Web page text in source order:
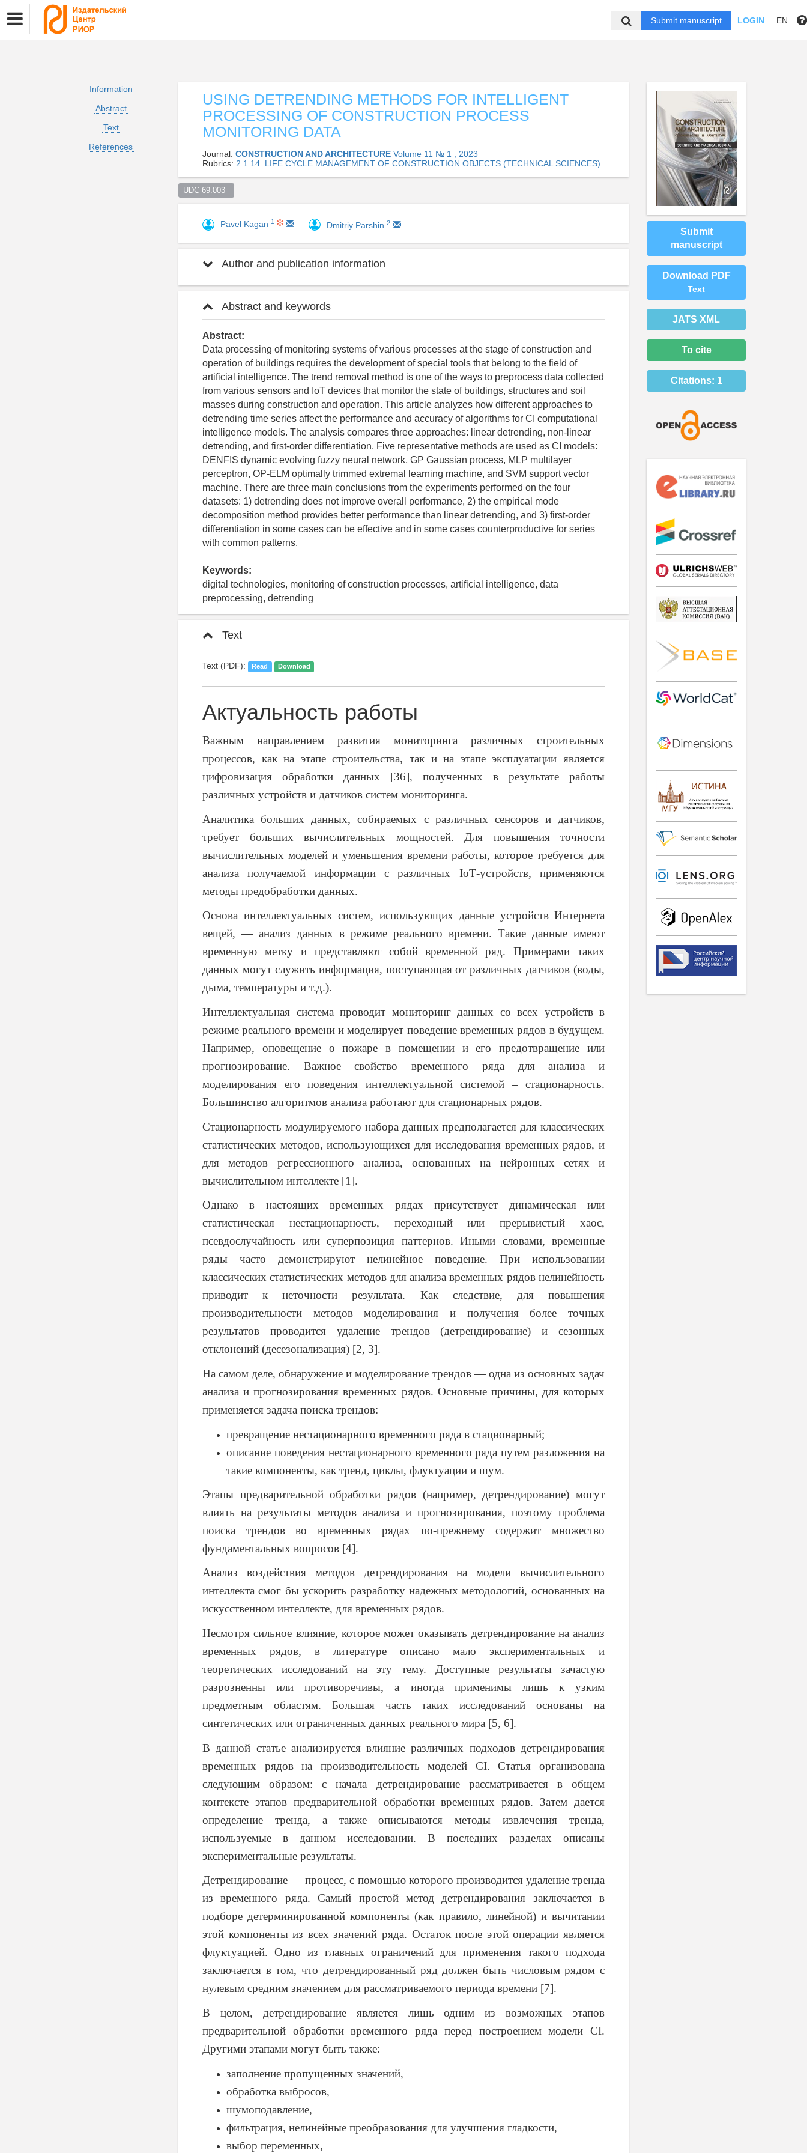
Submit manuscript LOGIN EN
Information
Abstract
Text
References
USING DETRENDING METHODS FOR INTELLIGENT
PROCESSING OF CONSTRUCTION PROCESS
MONITORING DATA
Journal: CONSTRUCTION AND ARCHITECTURE Volume 11 № 1 , 2023
Rubrics: 2.1.14. LIFE CYCLE MANAGEMENT OF CONSTRUCTION OBJECTS (TECHNICAL SCIENCES)
UDC 69.003
Pavel Kagan 1 Dmitriy Parshin 2
Author and publication information
Abstract and keywords
Abstract:
Data processing of monitoring systems of various processes at the stage of construction and
operation of buildings requires the development of special tools that belong to the field of
artificial intelligence. The trend removal method is one of the ways to preprocess data collected
from various sensors and IoT devices that monitor the state of buildings, structures and soil
masses during construction and operation. This article analyzes how different approaches to
detrending time series affect the performance and accuracy of algorithms for CI computational
intelligence models. The analysis compares three approaches: linear detrending, non-linear
detrending, and first-order differentiation. Five representative methods are used as CI models:
DENFIS dynamic evolving fuzzy neural network, GP Gaussian process, MLP multilayer
perceptron, OP-ELM optimally trimmed extremal learning machine, and SVM support vector
machine. There are three main conclusions from the experiments performed on the four
datasets: 1) detrending does not improve overall performance, 2) the empirical mode
decomposition method provides better performance than linear detrending, and 3) first-order
differentiation in some cases can be effective and in some cases counterproductive for series
with common patterns.
Keywords:
digital technologies, monitoring of construction processes, artificial intelligence, data
preprocessing, detrending
Text
Text (PDF): Read Download
Актуальность работы
Важным направлением развития мониторинга различных строительных
процессов, как на этапе строительства, так и на этапе эксплуатации является
цифровизация обработки данных [36], полученных в результате работы
различных устройств и датчиков систем мониторинга.
Аналитика больших данных, собираемых с различных сенсоров и датчиков,
требует больших вычислительных мощностей. Для повышения точности
вычислительных моделей и уменьшения времени работы, которое требуется для
анализа получаемой информации с различных IoT-устройств, применяются
методы предобработки данных.
Основа интеллектуальных систем, использующих данные устройств Интернета
вещей, — анализ данных в режиме реального времени. Такие данные имеют
временную метку и представляют собой временной ряд. Примерами таких
данных могут служить информация, поступающая от различных датчиков (воды,
дыма, температуры и т.д.).
Интеллектуальная система проводит мониторинг данных со всех устройств в
режиме реального времени и моделирует поведение временных рядов в будущем.
Например, оповещение о пожаре в помещении и его предотвращение или
прогнозирование. Важное свойство временного ряда для анализа и
моделирования его поведения интеллектуальной системой – стационарность.
Большинство алгоритмов анализа работают для стационарных рядов.
Стационарность модулируемого набора данных предполагается для классических
статистических методов, использующихся для исследования временных рядов, и
для методов регрессионного анализа, основанных на нейронных сетях и
вычислительном интеллекте [1].
Однако в настоящих временных рядах присутствует динамическая или
статистическая нестационарность, переходный или прерывистый хаос,
псевдослучайность или суперпозиция паттернов. Иными словами, временные
ряды часто демонстрируют нелинейное поведение. При использовании
классических статистических методов для анализа временных рядов нелинейность
приводит к неточности результата. Как следствие, для повышения
производительности методов моделирования и получения более точных
результатов проводится удаление трендов (детрендирование) и сезонных
отклонений (десезонализация) [2, 3].
На самом деле, обнаружение и моделирование трендов — одна из основных задач
анализа и прогнозирования временных рядов. Основные причины, для которых
применяется задача поиска трендов:
превращение нестационарного временного ряда в стационарный;
описание поведения нестационарного временного ряда путем разложения на
такие компоненты, как тренд, циклы, флуктуации и шум.
Этапы предварительной обработки рядов (например, детрендирование) могут
влиять на результаты методов анализа и прогнозирования, поэтому проблема
поиска трендов во временных рядах по-прежнему содержит множество
фундаментальных вопросов [4].
Анализ воздействия методов детрендирования на модели вычислительного
интеллекта смог бы ускорить разработку надежных методологий, основанных на
искусственном интеллекте, для временных рядов.
Несмотря сильное влияние, которое может оказывать детрендирование на анализ
временных рядов, в литературе описано мало экспериментальных и
теоретических исследований на эту тему. Доступные результаты зачастую
разрозненны или противоречивы, а иногда применимы лишь к узким
предметным областям. Большая часть таких исследований основаны на
синтетических или ограниченных данных реального мира [5, 6].
В данной статье анализируется влияние различных подходов детрендирования
временных рядов на производительность моделей CI. Статья организована
следующим образом: с начала детрендирование рассматривается в общем
контексте этапов предварительной обработки временных рядов. Затем дается
определение тренда, а также описываются методы извлечения тренда,
используемые в данном исследовании. В последних разделах описаны
экспериментальные результаты.
Детрендирование — процесс, с помощью которого производится удаление тренда
из временного ряда. Самый простой метод детрендирования заключается в
подборе детерминированной компоненты (как правило, линейной) и вычитании
этой компоненты из всех значений ряда. Остаток после этой операции является
флуктуацией. Одно из главных ограничений для применения такого подхода
заключается в том, что детрендированный ряд должен быть числовым рядом с
нулевым средним значением для рассматриваемого периода времени [7].
В целом, детрендирование является лишь одним из возможных этапов
предварительной обработки временного ряда перед построением модели CI.
Другими этапами могут быть также:
заполнение пропущенных значений,
обработка выбросов,
шумоподавление,
фильтрация, нелинейные преобразования для улучшения гладкости,
выбор переменных,
Submit
manuscript
Download PDF
Text
JATS XML
To cite
Citations: 1